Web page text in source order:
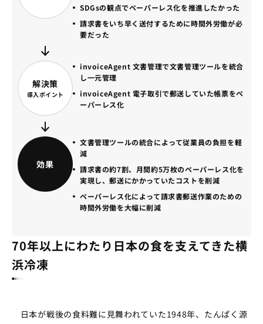
SDGsの観点でペーパーレス化を推進したかった
請求書をいち早く送付するために時間外労働が必
要だった
解決策
導入ポイント
invoiceAgent 文書管理で文書管理ツールを統合
し一元管理
invoiceAgent 電子取引で郵送していた帳票をペ
ーパーレス化
効果
文書管理ツールの統合によって従業員の負担を軽
減
請求書の約7割、月間約5万枚のペーパーレス化を
実現し、郵送にかかっていたコストを削減
ペーパーレス化によって請求書郵送作業のための
時間外労働を大幅に削減
70年以上にわたり日本の食を支えてきた横
浜冷凍
日本が戦後の食料難に見舞われていた1948年、たんぱく源